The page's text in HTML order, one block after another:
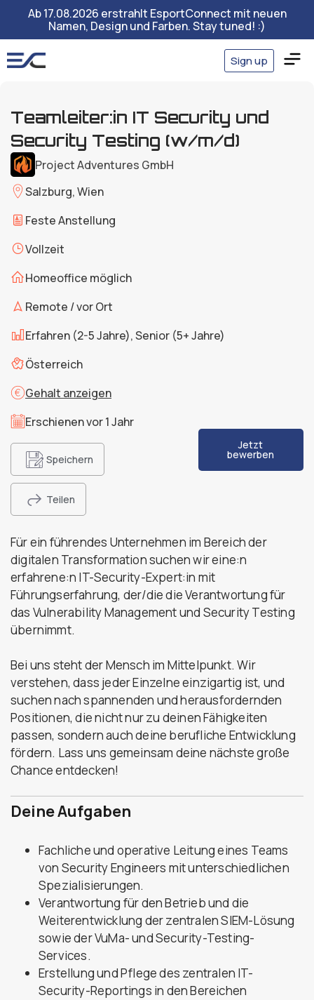
Ab 17.08.2026 erstrahlt EsportConnect mit neuen
Namen, Design und Farben. Stay tuned! :)
Sign up
Teamleiter:in IT Security und
Security Testing (w/m/d)
Project Adventures GmbH
Salzburg, Wien
Feste Anstellung
Vollzeit
Homeoffice möglich
Remote / vor Ort
Erfahren (2-5 Jahre), Senior (5+ Jahre)
Österreich
Gehalt anzeigen
Erschienen vor 1 Jahr
Speichern
Teilen
Jetzt
bewerben
Für ein führendes Unternehmen im Bereich der
digitalen Transformation suchen wir eine:n
erfahrene:n IT-Security-Expert:in mit
Führungserfahrung, der/die die Verantwortung für
das Vulnerability Management und Security Testing
übernimmt.
Bei uns steht der Mensch im Mittelpunkt. Wir
verstehen, dass jeder Einzelne einzigartig ist, und
suchen nach spannenden und herausfordernden
Positionen, die nicht nur zu deinen Fähigkeiten
passen, sondern auch deine berufliche Entwicklung
fördern. Lass uns gemeinsam deine nächste große
Chance entdecken!
Deine Aufgaben
Fachliche und operative Leitung eines Teams
von Security Engineers mit unterschiedlichen
Spezialisierungen.
Verantwortung für den Betrieb und die
Weiterentwicklung der zentralen SIEM-Lösung
sowie der VuMa- und Security-Testing-
Services.
Erstellung und Pflege des zentralen IT-
Security-Reportings in den Bereichen